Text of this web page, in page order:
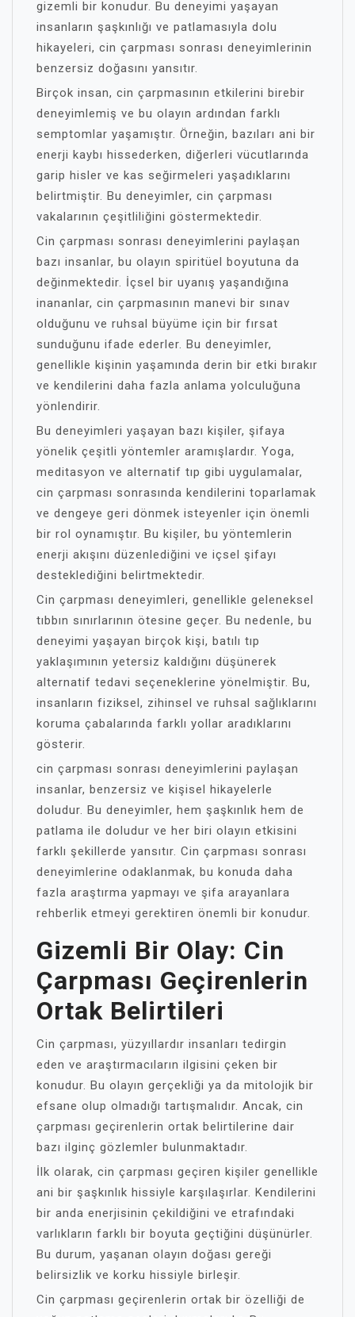
gizemli bir konudur. Bu deneyimi yaşayan
insanların şaşkınlığı ve patlamasıyla dolu
hikayeleri, cin çarpması sonrası deneyimlerinin
benzersiz doğasını yansıtır.
Birçok insan, cin çarpmasının etkilerini birebir
deneyimlemiş ve bu olayın ardından farklı
semptomlar yaşamıştır. Örneğin, bazıları ani bir
enerji kaybı hissederken, diğerleri vücutlarında
garip hisler ve kas seğirmeleri yaşadıklarını
belirtmiştir. Bu deneyimler, cin çarpması
vakalarının çeşitliliğini göstermektedir.
Cin çarpması sonrası deneyimlerini paylaşan
bazı insanlar, bu olayın spiritüel boyutuna da
değinmektedir. İçsel bir uyanış yaşandığına
inananlar, cin çarpmasının manevi bir sınav
olduğunu ve ruhsal büyüme için bir fırsat
sunduğunu ifade ederler. Bu deneyimler,
genellikle kişinin yaşamında derin bir etki bırakır
ve kendilerini daha fazla anlama yolculuğuna
yönlendirir.
Bu deneyimleri yaşayan bazı kişiler, şifaya
yönelik çeşitli yöntemler aramışlardır. Yoga,
meditasyon ve alternatif tıp gibi uygulamalar,
cin çarpması sonrasında kendilerini toparlamak
ve dengeye geri dönmek isteyenler için önemli
bir rol oynamıştır. Bu kişiler, bu yöntemlerin
enerji akışını düzenlediğini ve içsel şifayı
desteklediğini belirtmektedir.
Cin çarpması deneyimleri, genellikle geleneksel
tıbbın sınırlarının ötesine geçer. Bu nedenle, bu
deneyimi yaşayan birçok kişi, batılı tıp
yaklaşımının yetersiz kaldığını düşünerek
alternatif tedavi seçeneklerine yönelmiştir. Bu,
insanların fiziksel, zihinsel ve ruhsal sağlıklarını
koruma çabalarında farklı yollar aradıklarını
gösterir.
cin çarpması sonrası deneyimlerini paylaşan
insanlar, benzersiz ve kişisel hikayelerle
doludur. Bu deneyimler, hem şaşkınlık hem de
patlama ile doludur ve her biri olayın etkisini
farklı şekillerde yansıtır. Cin çarpması sonrası
deneyimlerine odaklanmak, bu konuda daha
fazla araştırma yapmayı ve şifa arayanlara
rehberlik etmeyi gerektiren önemli bir konudur.
Gizemli Bir Olay: Cin
Çarpması Geçirenlerin
Ortak Belirtileri
Cin çarpması, yüzyıllardır insanları tedirgin
eden ve araştırmacıların ilgisini çeken bir
konudur. Bu olayın gerçekliği ya da mitolojik bir
efsane olup olmadığı tartışmalıdır. Ancak, cin
çarpması geçirenlerin ortak belirtilerine dair
bazı ilginç gözlemler bulunmaktadır.
İlk olarak, cin çarpması geçiren kişiler genellikle
ani bir şaşkınlık hissiyle karşılaşırlar. Kendilerini
bir anda enerjisinin çekildiğini ve etrafındaki
varlıkların farklı bir boyuta geçtiğini düşünürler.
Bu durum, yaşanan olayın doğası gereği
belirsizlik ve korku hissiyle birleşir.
Cin çarpması geçirenlerin ortak bir özelliği de